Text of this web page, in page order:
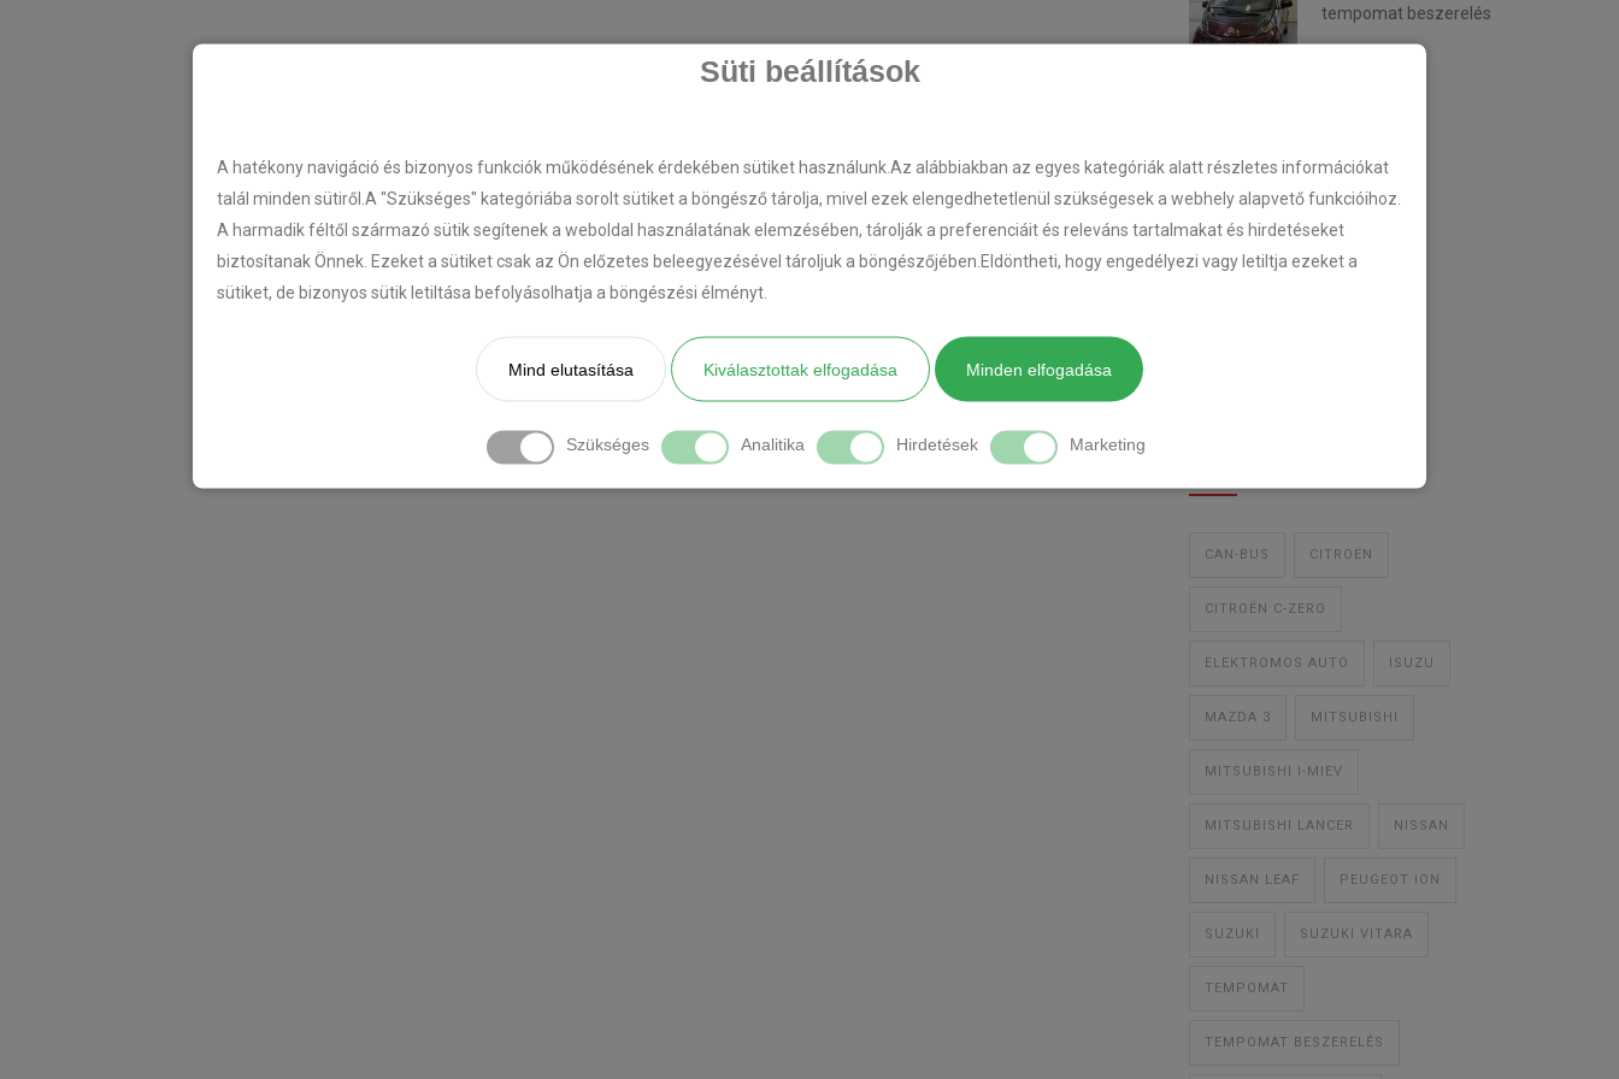
Süti beállítások
A hatékony navigáció és bizonyos funkciók működésének érdekében sütiket használunk.Az alábbiakban az egyes kategóriák alatt részletes információkat
talál minden sütiről.A "Szükséges" kategóriába sorolt sütiket a böngésző tárolja, mivel ezek elengedhetetlenül szükségesek a webhely alapvető funkcióihoz.
A harmadik féltől származó sütik segítenek a weboldal használatának elemzésében, tárolják a preferenciáit és releváns tartalmakat és hirdetéseket
biztosítanak Önnek. Ezeket a sütiket csak az Ön előzetes beleegyezésével tároljuk a böngészőjében.Eldöntheti, hogy engedélyezi vagy letiltja ezeket a
sütiket, de bizonyos sütik letiltása befolyásolhatja a böngészési élményt.
Mind elutasítása Kiválasztottak elfogadása Minden elfogadása
Szükséges Analitika Hirdetések Marketing
tempomat beszerelés
CAN-BUS CITROËN
CITROËN C-ZERO
ELEKTROMOS AUTÓ ISUZU
MAZDA 3 MITSUBISHI
MITSUBISHI I-MIEV
MITSUBISHI LANCER NISSAN
NISSAN LEAF PEUGEOT ION
SUZUKI SUZUKI VITARA
TEMPOMAT
TEMPOMAT BESZERELÉS